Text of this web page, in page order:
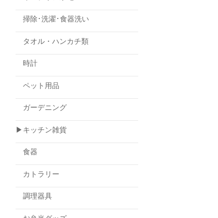
掃除･洗濯･食器洗い
タオル・ハンカチ類
時計
ペット用品
ガーデニング
▶キッチン雑貨
食器
カトラリー
調理器具